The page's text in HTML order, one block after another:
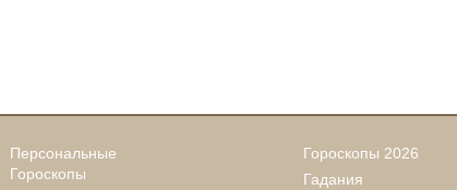
Персональные
Гороскопы
Гороскопы 2026
Гадания